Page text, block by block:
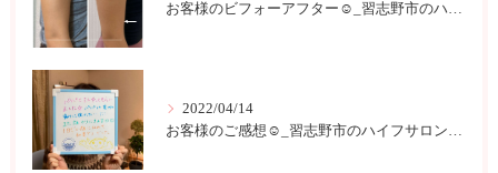
お客様のビフォーアフター☺︎_習志野市のハイフサロンLokahi
2022/04/14
お客様のご感想☺︎_習志野市のハイフサロンLokahi